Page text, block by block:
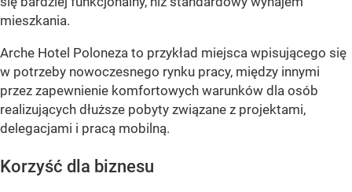
mieszkania.
Arche Hotel Poloneza to przykład miejsca wpisującego się
w potrzeby nowoczesnego rynku pracy, między innymi
przez zapewnienie komfortowych warunków dla osób
realizujących dłuższe pobyty związane z projektami,
delegacjami i pracą mobilną.
Korzyść dla biznesu